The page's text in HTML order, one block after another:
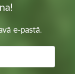
e-pastā.